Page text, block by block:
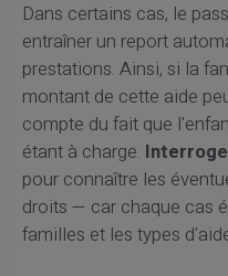
Dans certains cas, le
entraîner un report
prestations. Ainsi, si la
montant de cette aide
compte du fait que
étant à charge.
pour connaître les
droits — car chaque cas
familles et les types